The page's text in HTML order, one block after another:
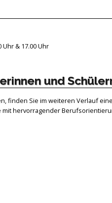
Uhr & 17.00 Uhr
und
finden Sie im weiteren Verlauf
mit hervorragender